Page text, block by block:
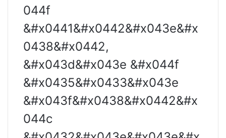
044f
&#x0441&#x0442&#x043e&#x
0438&#x0442,
&#x043d&#x043e &#x044f
&#x0435&#x0433&#x043e
&#x043f&#x0438&#x0442&#x
044c